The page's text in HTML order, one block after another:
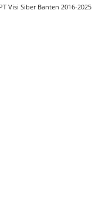
Visi Siber Banten 2016-2025